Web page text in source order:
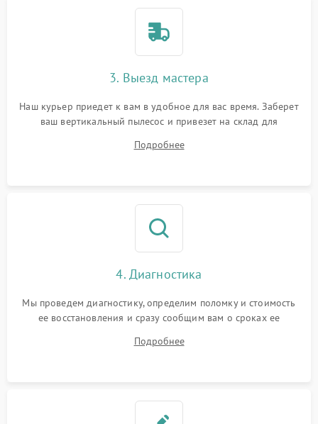
3. Выезд мастера
Наш курьер приедет к вам в удобное для вас время. Заберет
ваш вертикальный пылесос и привезет на склад для
Подробнее
4. Диагностика
Мы проведем диагностику, определим поломку и стоимость
ее восстановления и сразу сообщим вам о сроках ее
Подробнее